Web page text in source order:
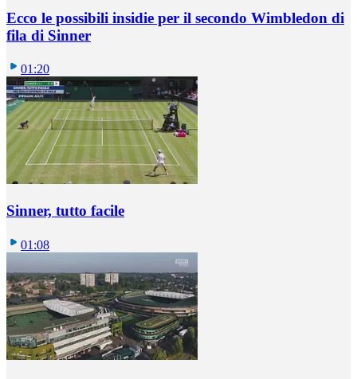
Ecco le possibili insidie per il secondo Wimbledon di
fila di Sinner
01:20
Sinner, tutto facile
01:08